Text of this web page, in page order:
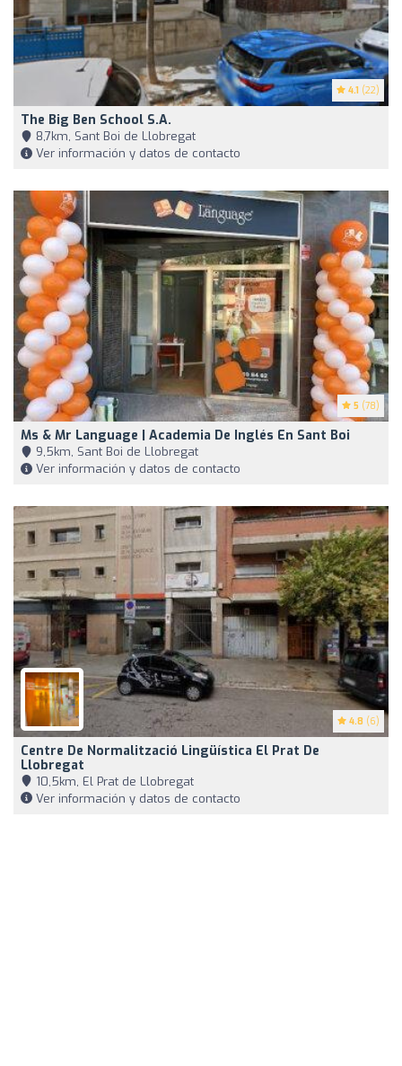
4.1 (22)
The Big Ben School S.A.
8,7km, Sant Boi de Llobregat
Ver información y datos de contacto
5 (78)
Ms & Mr Language | Academia De Inglés En Sant Boi
9,5km, Sant Boi de Llobregat
Ver información y datos de contacto
4.8 (6)
Centre De Normalització Lingüística El Prat De
Llobregat
10,5km, El Prat de Llobregat
Ver información y datos de contacto